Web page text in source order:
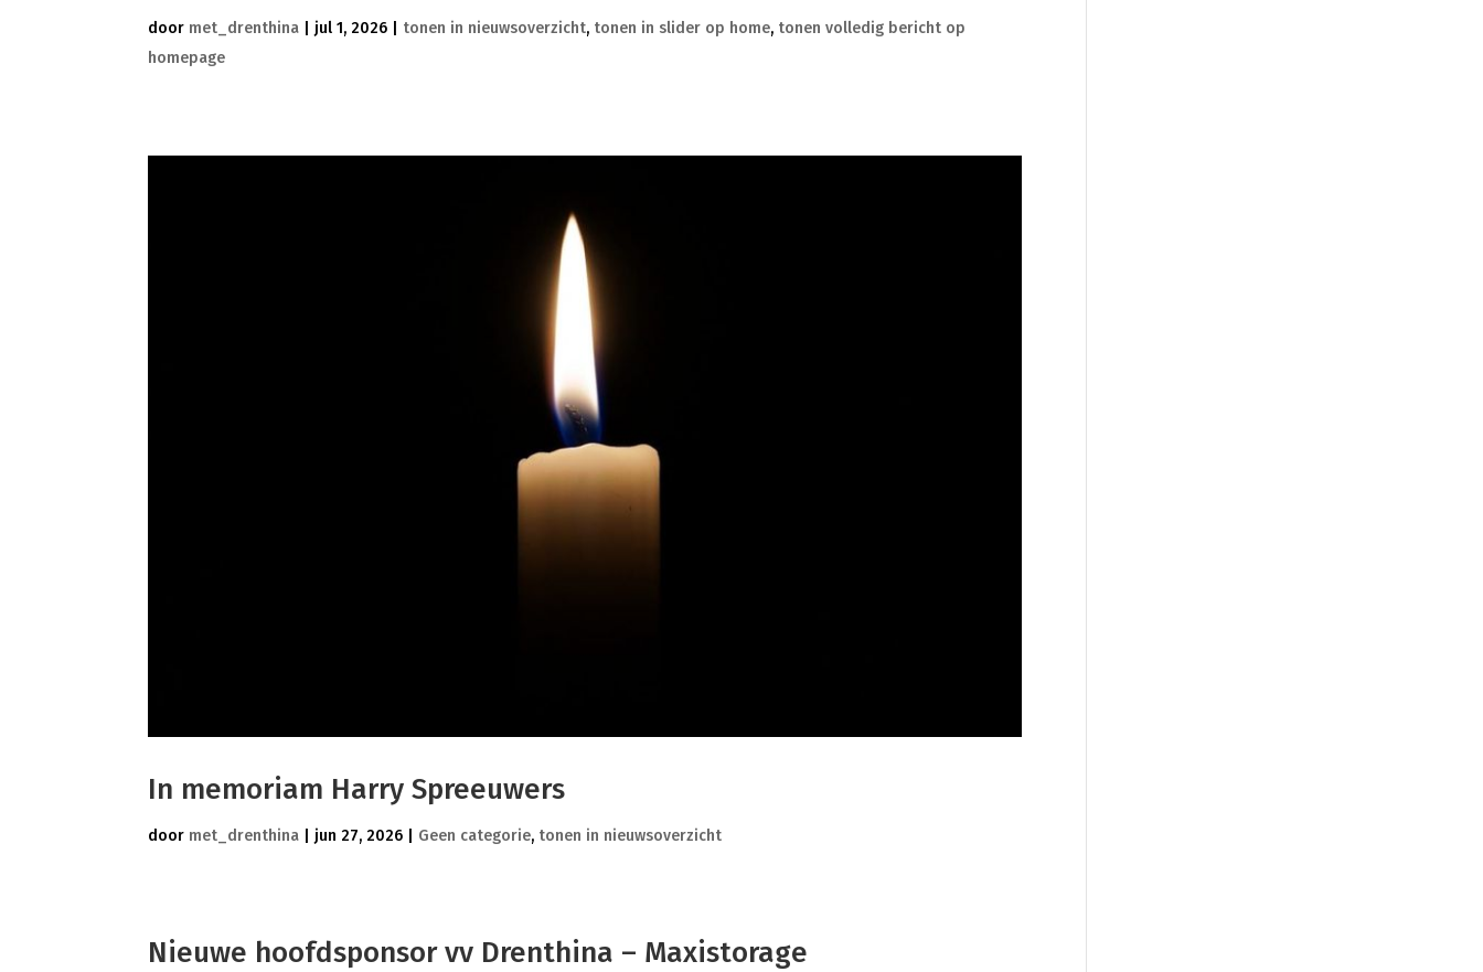
door met_drenthina jul 1, 2026 tonen in nieuwsoverzicht, tonen in slider op home, tonen volledig bericht op
homepage
In memoriam Harry Spreeuwers
door met_drenthina jun 27, 2026 Geen categorie, tonen in nieuwsoverzicht
Nieuwe hoofdsponsor vv Drenthina – Maxistorage